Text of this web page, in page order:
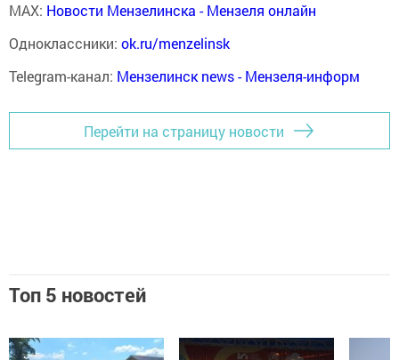
MAX: Новости Мензелинска - Мензеля онлайн
Одноклассники: ok.ru/menzelinsk
Telegram-канал: Мензелинск news - Мензеля-информ
Перейти на страницу новости
Топ 5 новостей